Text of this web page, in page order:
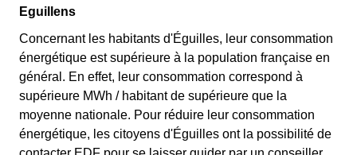
Eguillens
Concernant les habitants d'Éguilles, leur consommation
énergétique est supérieure à la population française en
général. En effet, leur consommation correspond à
supérieure MWh / habitant de supérieure que la
moyenne nationale. Pour réduire leur consommation
énergétique, les citoyens d'Éguilles ont la possibilité de